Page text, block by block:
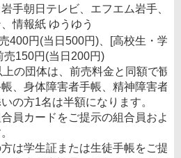
手朝日テレビ、エフエム岩手、
情報紙 ゆうゆう
400円(当日500円)、[高校生・学
売150円(当日200円)
上の団体は、前売料金と同額で観
帳、身体障害者手帳、精神障害者
の方1名は半額になります。
合員カードをご提示の組合員およ
方は学生証または生徒手帳をご提